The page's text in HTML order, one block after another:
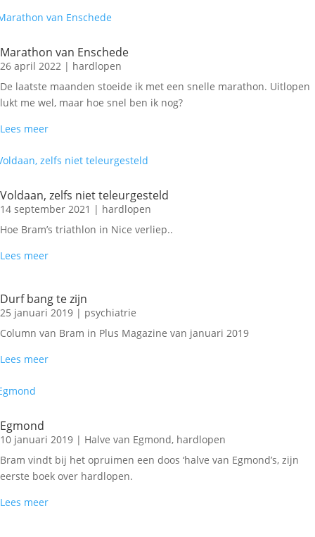
Marathon van Enschede
26 april 2022 | hardlopen
De laatste maanden stoeide ik met een snelle marathon. Uitlopen
lukt me wel, maar hoe snel ben ik nog?
Lees meer
Voldaan, zelfs niet teleurgesteld
14 september 2021 | hardlopen
Hoe Bram’s triathlon in Nice verliep..
Lees meer
Durf bang te zijn
25 januari 2019 | psychiatrie
Column van Bram in Plus Magazine van januari 2019
Lees meer
Egmond
10 januari 2019 | Halve van Egmond, hardlopen
Bram vindt bij het opruimen een doos ‘halve van Egmond’s, zijn
eerste boek over hardlopen.
Lees meer